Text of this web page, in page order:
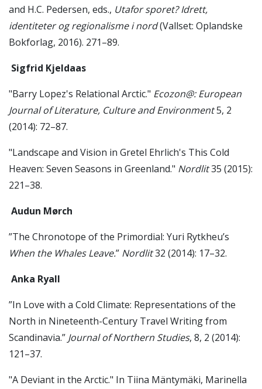
and H.C. Pedersen, eds., Utafor sporet? Idrett,
identiteter og regionalisme i nord(Vallset: Oplandske
Bokforlag, 2016). 271–89.
Sigfrid Kjeldaas
"Barry Lopez's Relational Arctic." Ecozon@: European
Journal of Literature, Culture and Environment5, 2
(2014): 72–87.
"Landscape and Vision in Gretel Ehrlich's This Cold
Heaven: Seven Seasons in Greenland." Nordlit35 (2015):
221–38.
Audun Mørch
”The Chronotope of the Primordial: Yuri Rytkheu’s
When the Whales Leave.” Nordlit32 (2014): 17–32.
Anka Ryall
”In Love with a Cold Climate: Representations of the
North in Nineteenth-Century Travel Writing from
Scandinavia.” Journal of Northern Studies, 8, 2 (2014):
121–37.
"A Deviant in the Arctic." In Tiina Mäntymäki, Marinella